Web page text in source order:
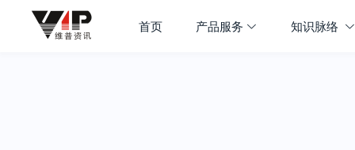
首页 产品服务 知识脉络